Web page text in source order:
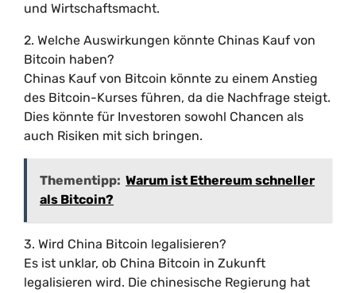
und Wirtschaftsmacht.
2. Welche Auswirkungen könnte Chinas Kauf von
Bitcoin haben?
Chinas Kauf von Bitcoin könnte zu einem Anstieg
des Bitcoin-Kurses führen, da die Nachfrage steigt.
Dies könnte für Investoren sowohl Chancen als
auch Risiken mit sich bringen.
Thementipp: Warum ist Ethereum schneller
als Bitcoin?
3. Wird China Bitcoin legalisieren?
Es ist unklar, ob China Bitcoin in Zukunft
legalisieren wird. Die chinesische Regierung hat